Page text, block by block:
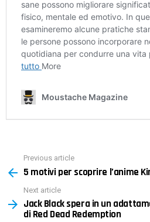
more
Previous article
5 motivi per scoprire l’anime
Next article
Jack Black spera in un
di Red Dead Redemption